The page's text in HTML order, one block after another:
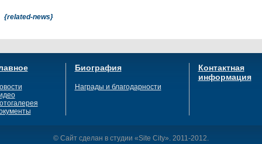
{related-news}
Биография
Награды и благодарности
Контактная
информация
© Сайт сделан в студии «Site City». 2011-2012.